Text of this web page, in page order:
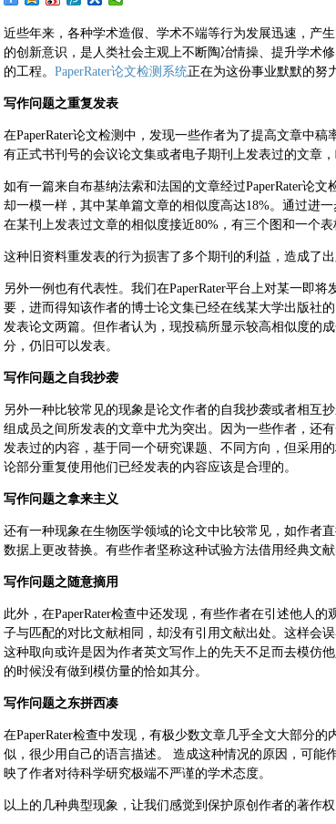
近些年来，各种学术造假、学术不端等行为发展迅速，产
的创新意识，是人类社会主观上不断陶冶情操、提升学术
的工程。 PaperRater论文检测系统正在为这份事业默默的努
写作问题之重复发表
在PaperRater论文检测中，发现一些作者为了提高文章中
有正式书刊号的会议论文集或者电子期刊上发表过的文章
如有一篇来自布基纳法索和法国的文章经过PaperRater论
却一模一样，其中某单篇文章的相似度高达18%。通过进
在某刊上发表过文章的相似度接近80%，有三个图和一个
这种旧资料重发表的行为损害了多个期刊的利益，造成了
另外一例也有代表性。我们在PaperRater平台上对某一即
要，进而得知该作者的博士论文集已经在线某大学出版社
发表论文两篇。但作者认为，现投稿所显示较高相似度的
分，仍旧可以发表。
写作问题之自我抄袭
另外一种比较常见的现象是论文作者的自我抄袭或者相互
组成员之间所发表的文章中尤为突出。因为一些作者，还
发表过的内容，基于同一个研究课题、不同方向，但采用
论部分重复使用他们已经发表的内容应该是合理的。
写作问题之拿来主义
还有一种现象在生物医学领域的论文中比较常见，如作者
数据上更改替换。有些作者坚称这种试验方法借用经典文
写作问题之随意摘用
此外，在PaperRater检查中还发现，有些作者在引述他人
子与匹配的对比文献相同，却没有引用文献出处。这样会
这种取向或许是因为作者英文写作上的先天不足而去模仿
的时候没有做到模仿量的恰如其分。
写作问题之东拼西凑
在PaperRater检查中发现，有极少数文章几乎全文大部分
似，很少用自己的语言描述。 造成这种情况的原因，可能
映了作者对待科学研究极端不严谨的学术态度。
以上的几种典型现象，让我们感觉到保护原创作者的著作